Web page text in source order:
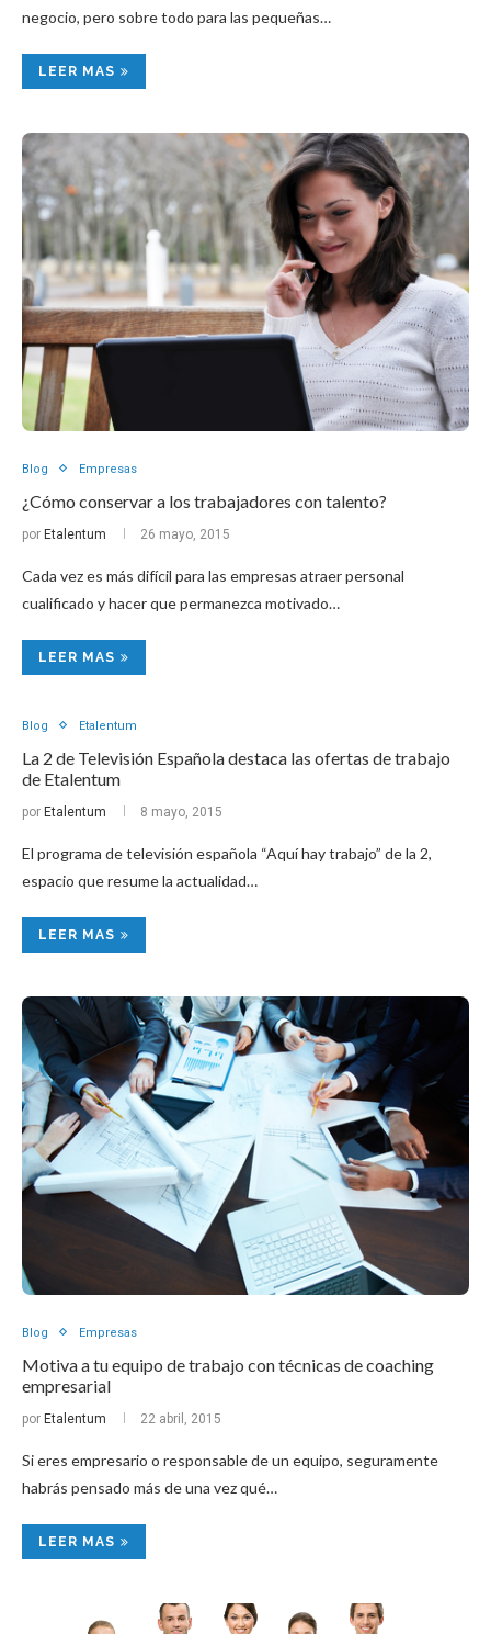
negocio, pero sobre todo para las pequeñas…
LEER MAS
Blog Empresas
¿Cómo conservar a los trabajadores con talento?
por Etalentum 26 mayo, 2015
Cada vez es más difícil para las empresas atraer personal
cualificado y hacer que permanezca motivado…
LEER MAS
Blog Etalentum
La 2 de Televisión Española destaca las ofertas de trabajo
de Etalentum
por Etalentum 8 mayo, 2015
El programa de televisión española “Aquí hay trabajo” de la 2,
espacio que resume la actualidad…
LEER MAS
Blog Empresas
Motiva a tu equipo de trabajo con técnicas de coaching
empresarial
por Etalentum 22 abril, 2015
Si eres empresario o responsable de un equipo, seguramente
habrás pensado más de una vez qué…
LEER MAS